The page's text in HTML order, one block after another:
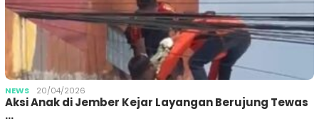
NEWS 20/04/2026
Aksi Anak di Jember Kejar Layangan Berujung Tewas
…